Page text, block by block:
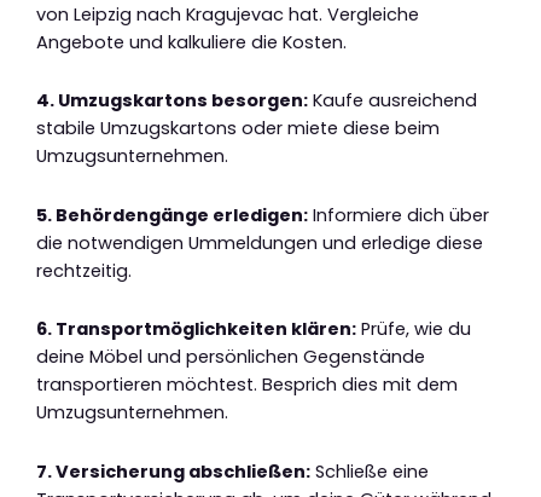
von Leipzig nach Kragujevac hat. Vergleiche
Angebote und kalkuliere die Kosten.
4. Umzugskartons besorgen: Kaufe ausreichend
stabile Umzugskartons oder miete diese beim
Umzugsunternehmen.
5. Behördengänge erledigen: Informiere dich über
die notwendigen Ummeldungen und erledige diese
rechtzeitig.
6. Transportmöglichkeiten klären: Prüfe, wie du
deine Möbel und persönlichen Gegenstände
transportieren möchtest. Besprich dies mit dem
Umzugsunternehmen.
7. Versicherung abschließen: Schließe eine